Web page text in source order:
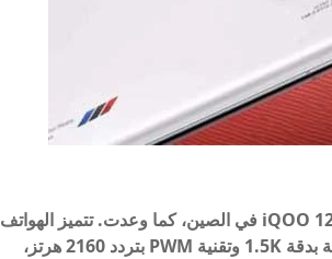
أعلنت شركة iQOO رسميًا عن الهاتفين الذكيين iQOO 12 Pro وiQOO 12 في الصين، كما وعدت. تتميز الهواتف
بشاشة مقاس 6.78 بوصة. ويأتي iQOO 12 بشاشة OLED مسطحة بدقة 1.5K وتقنية PWM بتردد 2160 هرتز،